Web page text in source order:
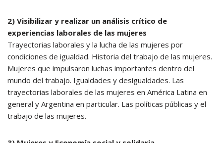
2) Visibilizar y realizar un análisis crítico de
experiencias laborales de las mujeres
Trayectorias laborales y la lucha de las mujeres por
condiciones de igualdad. Historia del trabajo de las mujeres.
Mujeres que impulsaron luchas importantes dentro del
mundo del trabajo. Igualdades y desigualdades. Las
trayectorias laborales de las mujeres en América Latina en
general y Argentina en particular. Las políticas públicas y el
trabajo de las mujeres.